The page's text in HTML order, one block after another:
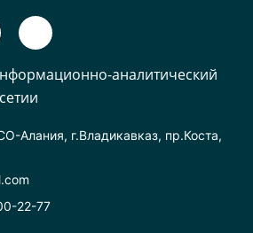
аналитический
Алания, г.Владикавказ, пр.Коста,
22-77